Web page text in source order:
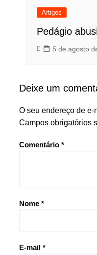
Artigos
Pedágio
5 de agosto
Deixe um
O seu endereço de
Campos obrigatórios
Comentário *
Nome *
E-mail *